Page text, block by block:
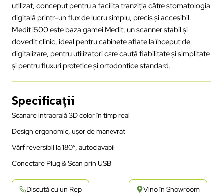
utilizat, conceput pentru a facilita tranziția către stomatologia
digitală printr-un flux de lucru simplu, precis și accesibil.
Medit i500 este baza gamei Medit, un scanner stabil și
dovedit clinic, ideal pentru cabinete aflate la început de
digitalizare, pentru utilizatori care caută fiabilitate și simplitate
și pentru fluxuri protetice și ortodontice standard.
Specificații
Scanare intraorală 3D color în timp real
Design ergonomic, ușor de manevrat
Vârf reversibil la 180°, autoclavabil
Conectare Plug & Scan prin USB
Discută cu un Rep Vino în Showroom